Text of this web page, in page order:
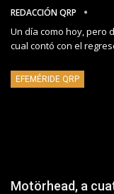
REDACCIÓN QRP
Un día como hoy, pero
cual contó con el
EFEMÉRIDE QRP
Motörhead, a